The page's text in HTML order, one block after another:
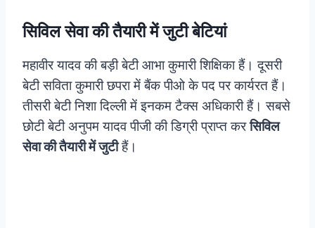
सिविल सेवा की तैयारी में जुटी बेटियां
महावीर यादव की बड़ी बेटी आभा कुमारी शिक्षिका हैं। दूसरी
बेटी सविता कुमारी छपरा में बैंक पीओ के पद पर कार्यरत हैं।
तीसरी बेटी निशा दिल्ली में इनकम टैक्स अधिकारी हैं। सबसे
छोटी बेटी अनुपम यादव पीजी की डिग्री प्राप्त करसिविल
सेवा की तैयारी में जुटीहैं।